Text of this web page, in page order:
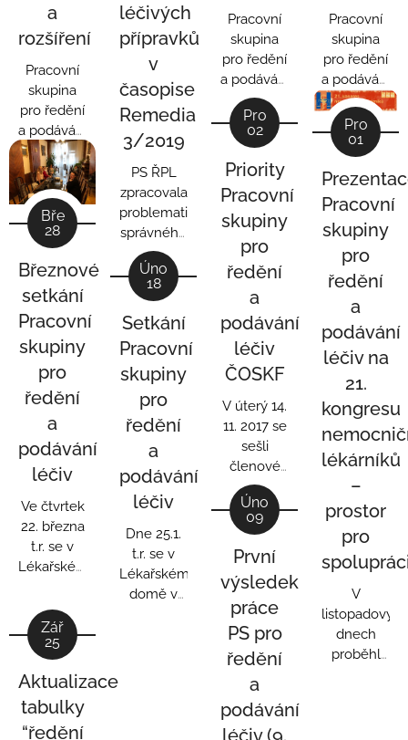
a
rozšíření
Pracovní
skupina
pro ředění
a podávání
léčiv
ČOSKF
předkládá
kompletně
zaktualizovanou
a
rozšířenou
Tabulku
ředění a
podávání
léčiv
(verze 05).
léčivých
přípravků
v
časopise
Remedia
3/2019
PS ŘPL
zpracovala
problematiku
správného
ředění a
podávání
parenterálních
léčivých
přípravků,
které byl
též
věnován
prostor na
loňském
říjnovém
8.
kongresu
ČOSKF, do
odborného
článku.
Pracovní
skupina
pro ředění
a podávání
léčiv
ČOSKF
předkládá
zaktualizovanou
Tabulku
ředění a
podávání
léčiv
(verze 04).
Pracovní
skupina
pro ředění
a podávání
léčiv
ČOSKF
předkládá
Tabulku
ředění a
podávání
léčiv
(verze 03).
Bře
28
Březnové
setkání
Pracovní
skupiny
pro
ředění
a
podávání
léčiv
Ve čtvrtek
22. března
t.r. se v
Lékařském
opět sešla
PS pro
ředění a
léčiv.
Členové si
navzájem
Úno
18
Setkání
Pracovní
skupiny
pro
ředění
a
podávání
léčiv
Dne 25.1.
t.r. se v
Lékařském
domě v
Pro
02
Priority
Pracovní
skupiny
pro
ředění
a
podávání
léčiv
ČOSKF
V úterý 14.
11. 2017 se
sešli
členové
Pracovní
skupiny
pro ředění
a podávání
léčiv, aby
se ohlédli
za svými
dosavadními
aktivitami
a
diskutovali
nad
budoucností
Pro
01
Pracovní
skupiny
pro
ředění
a
podávání
léčiv na
21.
kongresu
lékárníků
–
prostor
pro
V
listopadových
dnech
proběhl
Zář
25
Aktualizace
tabulky
“ředění
Úno
09
První
výsledek
práce
PS pro
ředění
a
podávání
léčiv (9.